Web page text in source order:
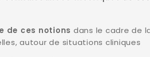
de ces notions dans le cadre de
autour de situations cliniques